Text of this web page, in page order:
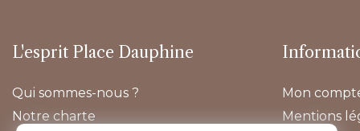
L'esprit Place Dauphine
Qui sommes-nous ?
Notre charte
Mon
Mentions